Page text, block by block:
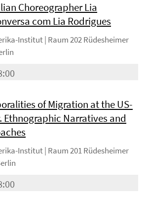
Choreographer Lia
com Lia Rodrigues
Institut | Raum 202 Rüdesheimer
of Migration at the US-
Ethnographic Narratives and
Institut | Raum 201 Rüdesheimer